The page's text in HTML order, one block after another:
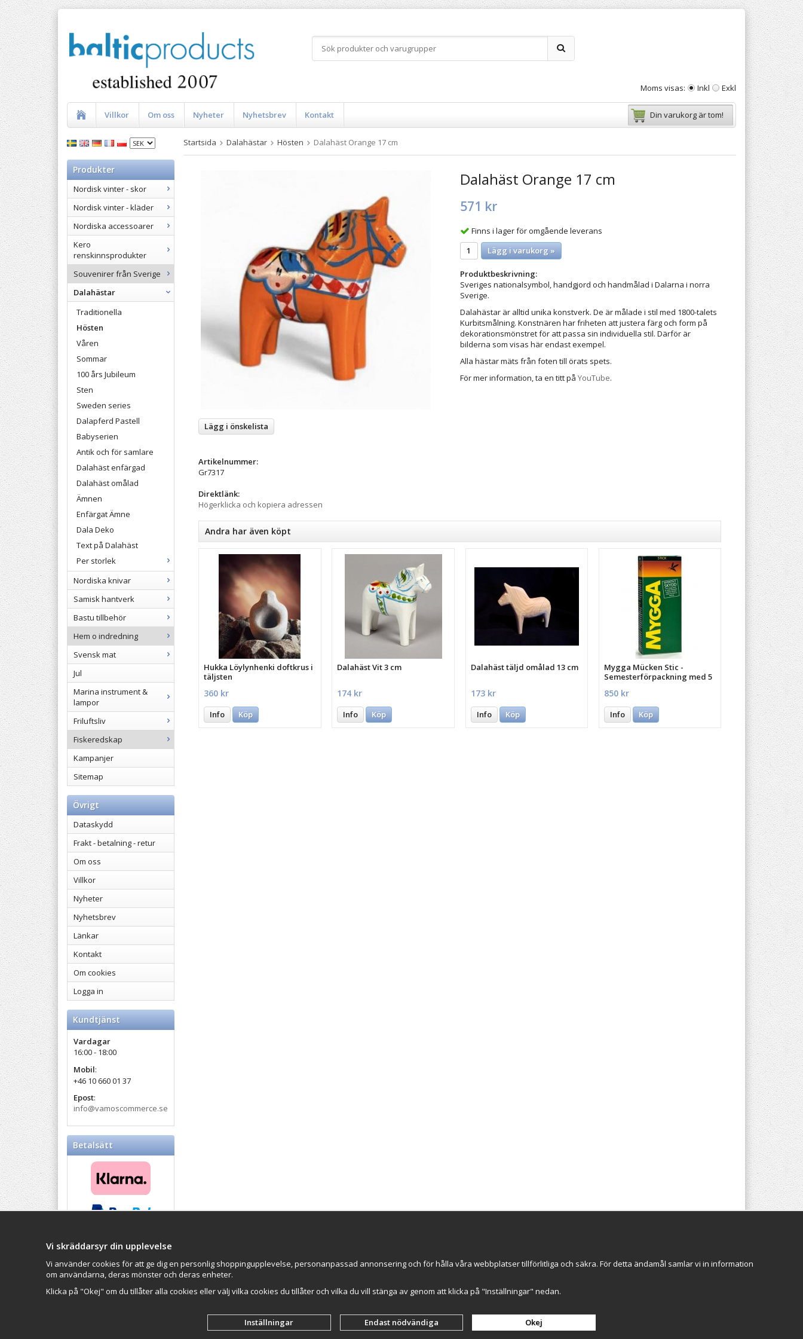
Moms visas: Inkl Exkl
Villkor Om oss Nyheter Nyhetsbrev Kontakt Din varukorg är tom!
Produkter
Nordisk vinter - skor
Nordisk vinter - kläder
Nordiska accessoarer
Kero
renskinnsprodukter
Souvenirer från Sverige
Dalahästar
Traditionella
Hösten
Våren
Sommar
100 års Jubileum
Sten
Sweden series
Dalapferd Pastell
Babyserien
Antik och för samlare
Dalahäst enfärgad
Dalahäst omålad
Ämnen
Enfärgat Ämne
Dala Deko
Text på Dalahäst
Per storlek
Nordiska knivar
Samisk hantverk
Bastu tillbehör
Hem o indredning
Svensk mat
Jul
Marina instrument &
lampor
Friluftsliv
Fiskeredskap
Kampanjer
Sitemap
Övrigt
Dataskydd
Frakt - betalning - retur
Om oss
Villkor
Nyheter
Nyhetsbrev
Länkar
Kontakt
Om cookies
Logga in
Kundtjänst
Vardagar
16:00 - 18:00
Mobil:
+46 10 660 01 37
Epost:
info@vamoscommerce.se
Betalsätt
Startsida Dalahästar Hösten Dalahäst Orange 17 cm
Dalahäst Orange 17 cm
571 kr
Finns i lager för omgående leverans
Lägg i varukorg »
Produktbeskrivning:
Sveriges nationalsymbol, handgjord och handmålad i Dalarna i norra
Sverige.
Dalahästar är alltid unika konstverk. De är målade i stil med 1800-talets
Kurbitsmålning. Konstnären har friheten att justera färg och form på
dekorationsmönstret för att passa sin individuella stil. Därför är
bilderna som visas här endast exempel.
Alla hästar mäts från foten till örats spets.
För mer information, ta en titt på YouTube.
Lägg i önskelista
Artikelnummer:
Gr7317
Direktlänk:
Högerklicka och kopiera adressen
Andra har även köpt
Hukka Löylynhenki doftkrus i
täljsten
360 kr
Info Köp
Dalahäst Vit 3 cm
174 kr
Info Köp
Dalahäst täljd omålad 13 cm
173 kr
Info Köp
Mygga Mücken Stic -
Semesterförpackning med 5
850 kr
Info Köp
Balticproducts.eu- Your
Northern European online
storesince 2007
Anmäl mig
VAMOS Commerce AB
Organisationsnummer: 559502-0453
Drift & produktion:Wikinggruppen
Vi skräddarsyr din upplevelse
Vi använder cookies för att ge dig en personlig shoppingupplevelse, personanpassad annonsering och för hålla våra webbplatser tillförlitliga och säkra. För detta ändamål samlar vi in information
om användarna, deras mönster och deras enheter.
Klicka på "Okej" om du tillåter alla cookies eller välj vilka cookies du tillåter och vilka du vill stänga av genom att klicka på "Inställningar" nedan.
Inställningar Endast nödvändiga Okej